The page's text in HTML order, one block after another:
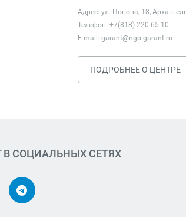
Адрес: ул. Попова, 18,
Телефон: +7(818) 220-65-10
E-mail: garant@ngo-garant.ru
ПОДРОБНЕЕ О ЦЕНТРЕ
В СОЦИАЛЬНЫХ СЕТЯХ